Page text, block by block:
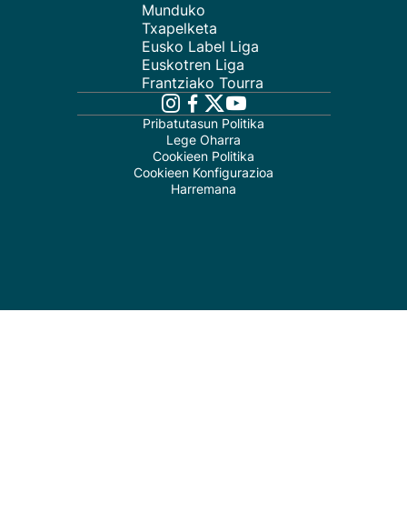
Munduko
Txapelketa
Eusko Label Liga
Euskotren Liga
Frantziako Tourra
Pribatutasun Politika
Lege Oharra
Cookieen Politika
Cookieen Konfigurazioa
Harremana